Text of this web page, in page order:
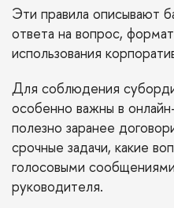
Эти правила описывают
ответа на вопрос,
использования
Для соблюдения
особенно важны в
полезно заранее
срочные задачи, какие
голосовыми
руководителя.